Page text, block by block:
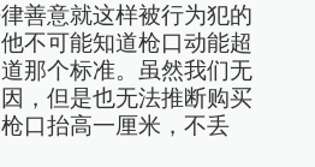
善意就这样被行为犯的
不可能知道枪口动能超
那个标准。虽然我们无
，但是也无法推断购买
口抬高一厘米，不丢